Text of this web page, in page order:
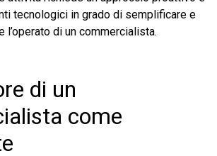
tecnologici in grado di semplificare e
l’operato di un commercialista.
di un
come